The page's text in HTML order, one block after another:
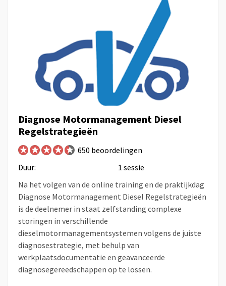
Diagnose Motormanagement Diesel
Regelstrategieën
650 beoordelingen
Duur:
1 sessie
Na het volgen van de online training en de praktijkdag
Diagnose Motormanagement Diesel Regelstrategieën
is de deelnemer in staat zelfstanding complexe
storingen in verschillende
dieselmotormanagementsystemen volgens de juiste
diagnosestrategie, met behulp van
werkplaatsdocumentatie en geavanceerde
diagnosegereedschappen op te lossen.